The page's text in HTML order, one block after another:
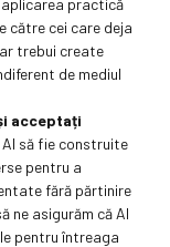
către cei care deja
trebui create
de mediul
acceptați
să fie construite
pentru a
fără părtinire
ne asigurăm că AI
pentru întreaga